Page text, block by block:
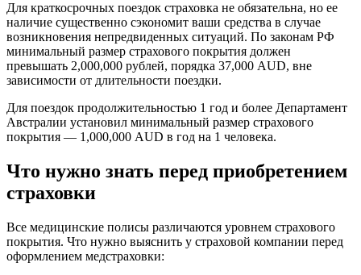
Для краткосрочных поездок страховка не обязательна, но ее
наличие существенно сэкономит ваши средства в случае
возникновения непредвиденных ситуаций. По законам РФ
минимальный размер страхового покрытия должен
превышать 2,000,000 рублей, порядка 37,000 AUD, вне
зависимости от длительности поездки.
Для поездок продолжительностью 1 год и более Департамент
Австралии установил минимальный размер страхового
покрытия — 1,000,000 AUD в год на 1 человека.
Что нужно знать перед приобретением
страховки
Все медицинские полисы различаются уровнем страхового
покрытия. Что нужно выяснить у страховой компании перед
оформлением медстраховки: